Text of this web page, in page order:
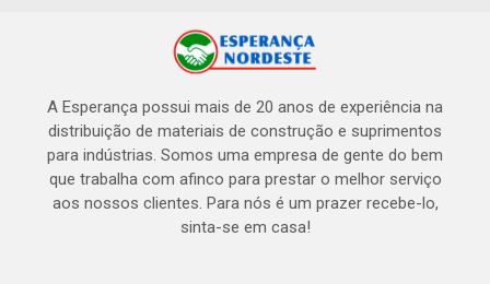
A Esperança possui mais de 20 anos de experiência na
distribuição de materiais de construção e suprimentos
para indústrias. Somos uma empresa de gente do bem
que trabalha com afinco para prestar o melhor serviço
aos nossos clientes. Para nós é um prazer recebe-lo,
sinta-se em casa!